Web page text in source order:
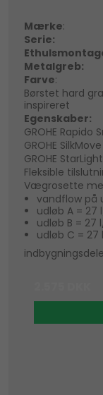
Mærke:
Serie:
Metalgreb:
Farve:
Børstet hard
inspireret
Egenskaber:
GROHE Rapido
GROHE
GROHE
Fleksible
Vægrosette
vandflow på
udløb A = 27
udløb B = 27
udløb C =